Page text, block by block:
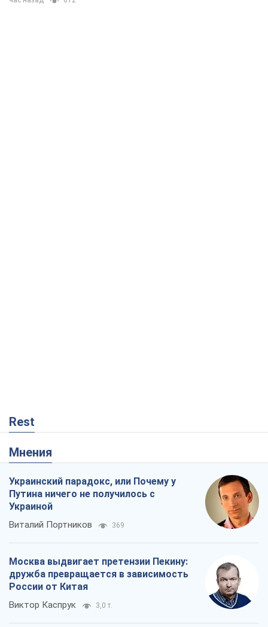
Rest
Мнения
Украинский парадокс, или Почему у
Путина ничего не получилось с
Украиной
Виталий Портников 369
Москва выдвигает претензии Пекину:
дружба превращается в зависимость
России от Китая
Виктор Каспрук 3,0 т.